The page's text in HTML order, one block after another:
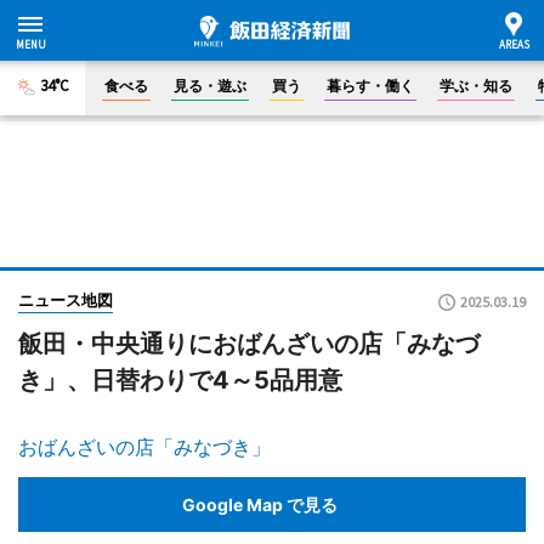
34°C 食べる 見る・遊ぶ 買う 暮らす・働く 学ぶ・知る
ニュース地図 2025.03.19
飯田・中央通りにおばんざいの店「みなづ
き」、日替わりで4～5品用意
おばんざいの店「みなづき」
Google Map で見る